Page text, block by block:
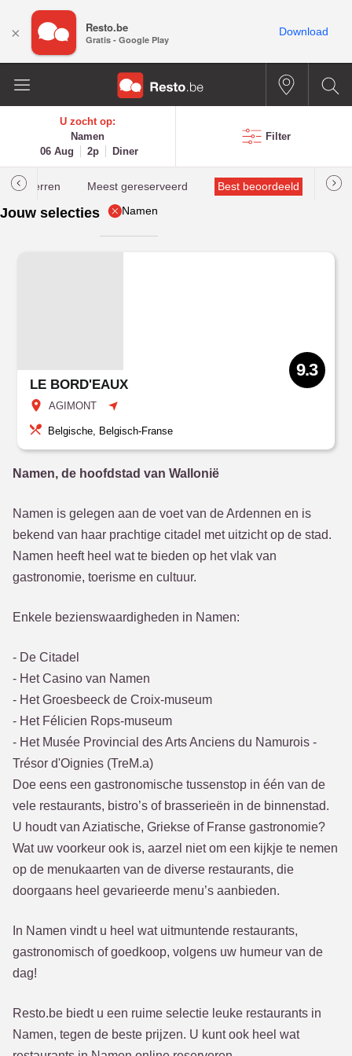
U zocht op:
Namen
06 Aug
2p Diner
Filter
Meest gereserveerd Best beoordeeld
Jouw selecties Namen
LE BORD'EAUX
AGIMONT
9.3
Belgische, Belgisch-Franse
Namen, de hoofdstad van Wallonië
Namen is gelegen aan de voet van de Ardennen en is
bekend van haar prachtige citadel met uitzicht op de stad.
Namen heeft heel wat te bieden op het vlak van
gastronomie, toerisme en cultuur.
Enkele bezienswaardigheden in Namen:
- De Citadel
- Het Casino van Namen
- Het Groesbeeck de Croix-museum
- Het Félicien Rops-museum
- Het Musée Provincial des Arts Anciens du Namurois -
Trésor d'Oignies (TreM.a)
Doe eens een gastronomische tussenstop in één van de
vele restaurants, bistro’s of brasserieën in de binnenstad.
U houdt van Aziatische, Griekse of Franse gastronomie?
Wat uw voorkeur ook is, aarzel niet om een kijkje te nemen
op de menukaarten van de diverse restaurants, die
doorgaans heel gevarieerde menu’s aanbieden.
In Namen vindt u heel wat uitmuntende restaurants,
gastronomisch of goedkoop, volgens uw humeur van de
dag!
Resto.be biedt u een ruime selectie leuke restaurants in
Namen, tegen de beste prijzen. U kunt ook heel wat
× Resto.be
Gratis - Google Play
Download